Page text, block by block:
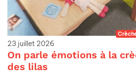
23 juillet 2026
On parle émotions à la
des lilas